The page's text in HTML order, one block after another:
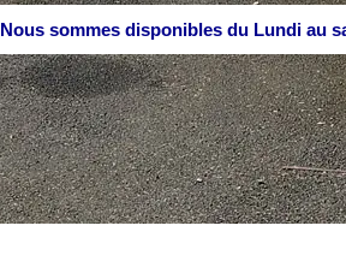
Nous sommes disponibles du Lundi au